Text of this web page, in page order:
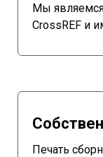
Мы
CrossREF и
Печать